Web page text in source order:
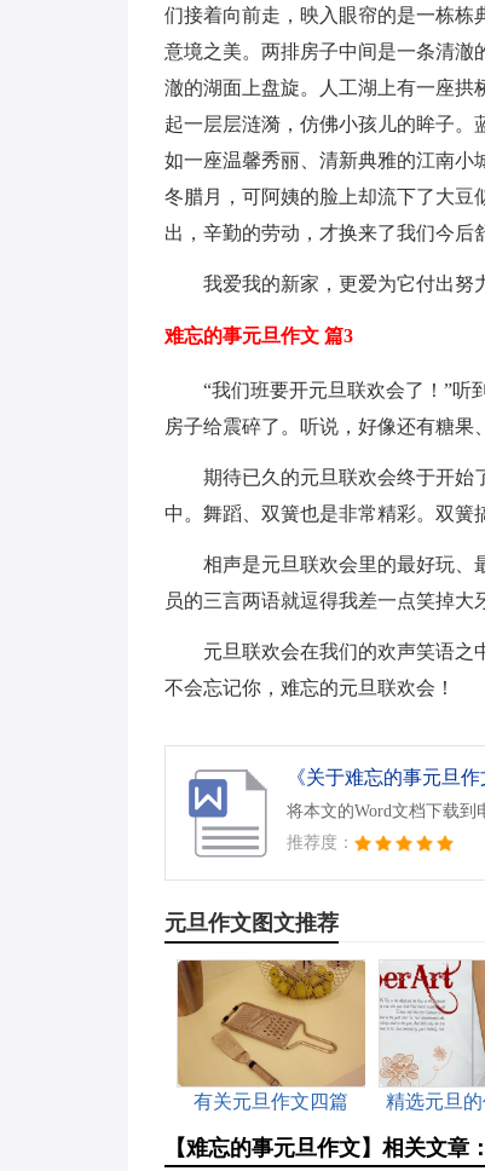
们接着向前走，映入眼帘的是一栋栋
意境之美。两排房子中间是一条清澈
澈的湖面上盘旋。人工湖上有一座拱
起一层层涟漪，仿佛小孩儿的眸子
如一座温馨秀丽、清新典雅的江南小
冬腊月，可阿姨的脸上却流下了大豆
出，辛勤的劳动，才换来了我们今后
我爱我的新家，更爱为它付出努
难忘的事元旦作文 篇3
“我们班要开元旦联欢会了！”听
房子给震碎了。听说，好像还有糖果
期待已久的元旦联欢会终于开始
中。舞蹈、双簧也是非常精彩。双簧
相声是元旦联欢会里的最好玩、
员的三言两语就逗得我差一点笑掉大
元旦联欢会在我们的欢声笑语之
不会忘记你，难忘的元旦联欢会！
《关于难忘的事元旦作
将本文的Word文档下载到
推荐度：
元旦作文图文推荐
有关元旦作文四篇
精选元旦
【难忘的事元旦作文】相关文章：